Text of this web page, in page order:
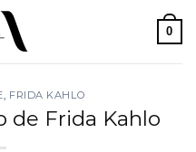
0
, FRIDA KAHLO
de Frida Kahlo